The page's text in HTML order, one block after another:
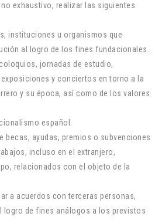
exhaustivo, realizar las siguientes
instituciones u organismos que
al logro de los fines fundacionales.
jornadas de estudio,
y conciertos en torno a la
y su época, así como de los valores
español.
becas, ayudas, premios o subvenciones
incluso en el extranjero,
relacionados con el objeto de la
a acuerdos con terceras personas,
logro de fines análogos a los previstos